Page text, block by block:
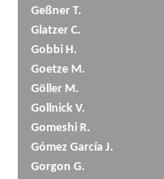
Geßner T.
Glatzer C.
Gobbi H.
Goetze M.
Göller M.
Gollnick V.
Gomeshi R.
Gómez García J.
Gorgon G.